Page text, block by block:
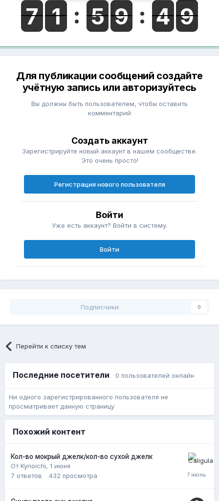
Для публикации сообщений создайте
учётную запись или авторизуйтесь
Вы должны быть пользователем, чтобы оставить
комментарий
Создать аккаунт
Зарегистрируйте новый аккаунт в нашем сообществе.
Это очень просто!
Регистрация нового пользователя
Войти
Уже есть аккаунт? Войти в систему.
Войти
Подписчики 0
Перейти к списку тем
Последние посетители 0 пользователей онлайн
Ни одного зарегистрированного пользователя не
просматривает данную страницу
Похожий контент
Кол-во мокрый джелк/кол-во сухой джелк
От Kynoichi, 1 июня
7 ответов 432 просмотра